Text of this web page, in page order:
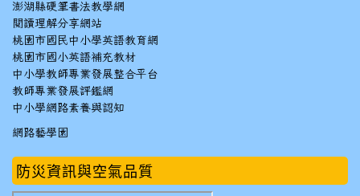
澎湖縣硬筆書法教學網
閱讀理解分享網站
桃園市國民中小學英語教育網
桃園市國小英語補充教材
中小學教師專業發展整合平台
教師專業發展評鑑網
中小學網路素養與認知
網路藝學園
防災資訊與空氣品質